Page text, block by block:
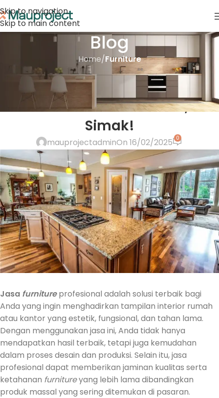
Skip to navigation
Skip to main content
Blog
Home/Furniture
FURNITURE
Keuntungan Menggunakan
Jasa Furniture Profesional, Yuk
Simak!
mauprojectadminOn 16/02/2025 0
Jasa furnitureprofesional adalah solusi terbaik bagi
Anda yang ingin menghadirkan tampilan interior rumah
atau kantor yang estetik, fungsional, dan tahan lama.
Dengan menggunakan jasa ini, Anda tidak hanya
mendapatkan hasil terbaik, tetapi juga kemudahan
dalam proses desain dan produksi. Selain itu, jasa
profesional dapat memberikan jaminan kualitas serta
ketahanan furnitureyang lebih lama dibandingkan
produk massal yang sering ditemukan di pasaran.